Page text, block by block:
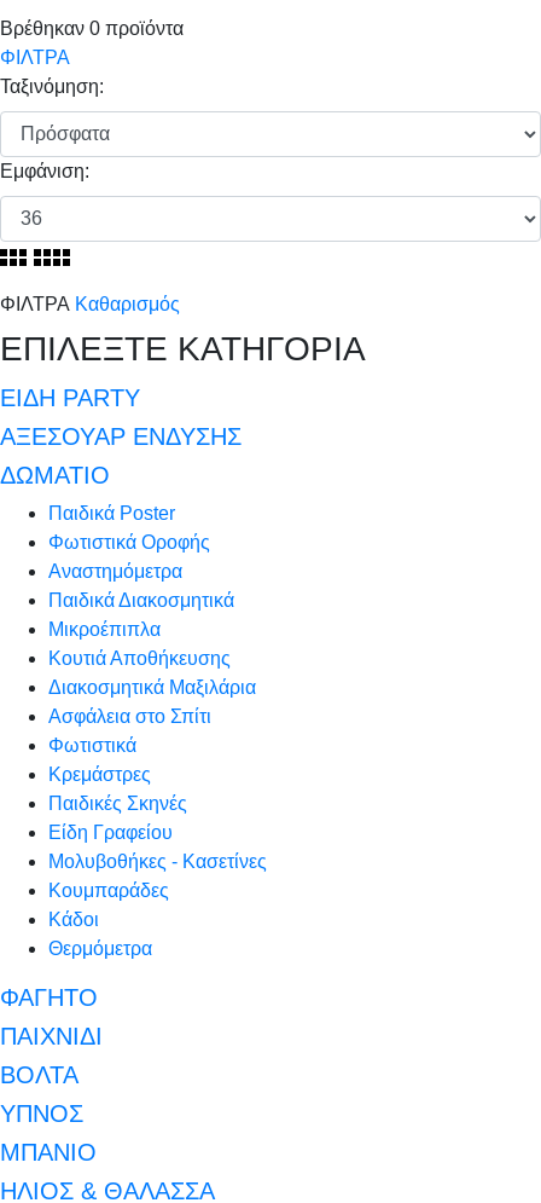
Βρέθηκαν 0 προϊόντα
ΦΙΛΤΡΑ
Ταξινόμηση:
Εμφάνιση:
ΦΙΛΤΡΑ Καθαρισμός
ΕΠΙΛΕΞΤΕ ΚΑΤΗΓΟΡΙΑ
ΕΙΔΗ PARTY
ΑΞΕΣΟΥΑΡ ΕΝΔΥΣΗΣ
ΔΩΜΑΤΙΟ
Παιδικά Poster
Φωτιστικά Οροφής
Αναστημόμετρα
Παιδικά Διακοσμητικά
Μικροέπιπλα
Κουτιά Αποθήκευσης
Διακοσμητικά Μαξιλάρια
Ασφάλεια στο Σπίτι
Φωτιστικά
Κρεμάστρες
Παιδικές Σκηνές
Είδη Γραφείου
Μολυβοθήκες - Κασετίνες
Κουμπαράδες
Κάδοι
Θερμόμετρα
ΦΑΓΗΤΟ
ΠΑΙΧΝΙΔΙ
ΒΟΛΤΑ
ΥΠΝΟΣ
ΜΠΑΝΙΟ
ΗΛΙΟΣ & ΘΑΛΑΣΣΑ